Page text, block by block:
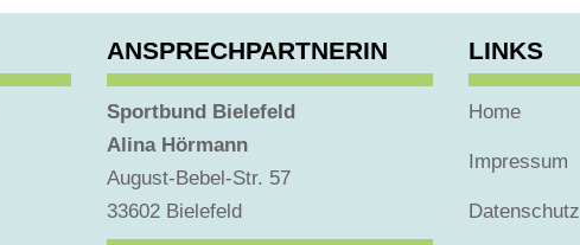
ANSPRECHPARTNERIN
Sportbund Bielefeld
Alina Hörmann
August-Bebel-Str. 57
33602 Bielefeld
LINKS
Home
Impressum
Datenschutz